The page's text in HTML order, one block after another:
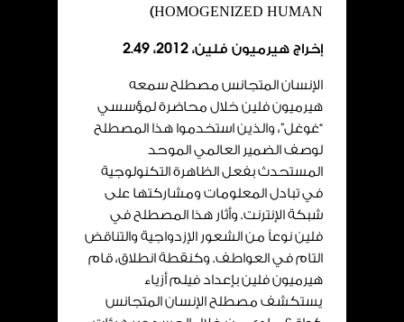
HOMOGENIZED HUMAN
)
إخراج هيرميون فلين، 2012، 2.49
الإنسان المتجانس مصطلح سمعه
هيرميون فلين خلال محاضرة لمؤسسي
“غوغل”، والذين استخدموا هذا المصطلح
لوصف الضمير العالمي الموحد
المستحدث بفعل الظاهرة التكنولوجية
في تبادل المعلومات ومشاركتها على
شبكة الإنترنت. وأثار هذا المصطلح في
فلين نوعاً من الشعور الإزدواجية والتناقض
التام في العواطف. وكنقطة انطلاق، قام
هيرميون فلين بإعداد فيلم أزياء
يستكشف مصطلح الإنسان المتجانس